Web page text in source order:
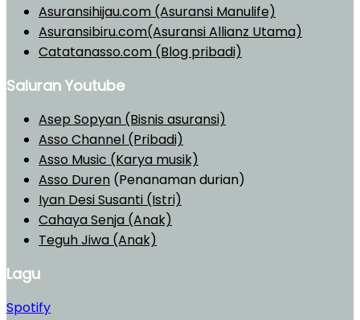
Asuransihijau.com (Asuransi Manulife)
Asuransibiru.com(Asuransi Allianz Utama)
Catatanasso.com (Blog pribadi)
Saluran Youtube
Asep Sopyan (Bisnis asuransi)
Asso Channel (Pribadi)
Asso Music (Karya musik)
Asso Duren (Penanaman durian)
Iyan Desi Susanti (Istri)
Cahaya Senja (Anak)
Teguh Jiwa (Anak)
Lagu
Spotify